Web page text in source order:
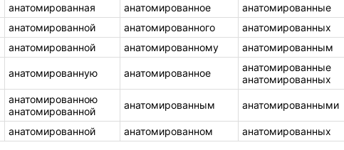
анатомированная анатомированное
анатомированные
анатомированной анатомированного
анатомированных
анатомированной анатомированному анатомированным
анатомированную анатомированное
анатомированные
анатомированных
анатомированною
анатомированной
анатомированным анатомированными
анатомированной анатомированном анатомированных